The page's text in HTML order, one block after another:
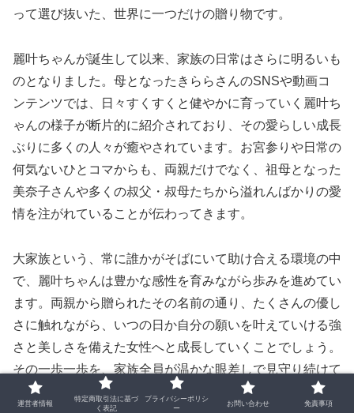
って選び抜いた、世界に一つだけの贈り物です。
麗叶ちゃんが誕生して以来、家族の日常はさらに明るいも
のとなりました。母となったきららさんのSNSや動画コ
ンテンツでは、日々すくすくと健やかに育っていく麗叶ち
ゃんの様子が断片的に紹介されており、その愛らしい成長
ぶりに多くの人々が癒やされています。お宮参りや日常の
何気ないひとコマからも、両親だけでなく、祖母となった
美奈子さんや多くの叔父・叔母たちから溢れんばかりの愛
情を注がれていることが伝わってきます。
大家族という、常に誰かがそばにいて助け合える環境の中
で、麗叶ちゃんは豊かな感性を育みながら歩みを進めてい
ます。両親から贈られたその名前の通り、たくさんの優し
さに触れながら、いつの日か自分の願いを叶えていける強
さと美しさを備えた女性へと成長していくことでしょう。
その一歩一歩を、家族全員が温かな眼差しで見守り続けて
います。
運営者情報
特定商取引法に基づ
く表記
プライバシーポリシ
ー
お問い合わせ 免責事項